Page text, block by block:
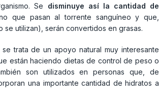
Se disminuye así la cantidad de
que pasan al torrente sanguíneo y que,
se utilizan), serán convertidos en grasas.
trata de un apoyo natural muy interesante
están haciendo dietas de control de peso o
son utilizados en personas que, de
una importante cantidad de hidratos a